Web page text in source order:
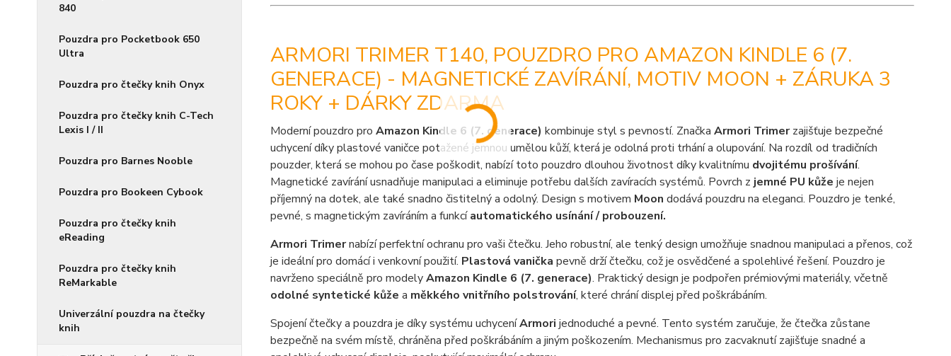
840
Pouzdra pro Pocketbook 650
Ultra
Pouzdra pro čtečky knih Onyx
Pouzdra pro čtečky knih C-Tech
Lexis I / II
Pouzdra pro Barnes Nooble
Pouzdra pro Bookeen Cybook
Pouzdra pro čtečky knih
eReading
Pouzdra pro čtečky knih
ReMarkable
Univerzální pouzdra na čtečky
knih
ARMORI TRIMER T140, POUZDRO PRO AMAZON KINDLE 6 (7.
GENERACE) - MAGNETICKÉ ZAVÍRÁNÍ, MOTIV MOON + ZÁRUKA 3
ROKY + DÁRKY ZDARMA
Moderní pouzdro pro Amazon Kindle 6 (7. generace) kombinuje styl s pevností. Značka Armori Trimerzajišťuje bezpečné
uchycení díky plastové vaničce potažené jemnou umělou kůží, která je odolná proti trhání a olupování. Na rozdíl od tradičních
pouzder, která se mohou po čase poškodit, nabízí toto pouzdro dlouhou životnost díky kvalitnímu dvojitému prošívání.
Magnetické zavírání usnadňuje manipulaci a eliminuje potřebu dalších zavíracích systémů. Povrch z jemné PU kůže je nejen
příjemný na dotek, ale také snadno čistitelný a odolný. Design s motivem Moon dodává pouzdru na eleganci. Pouzdro je tenké,
pevné, s magnetickým zavíráním a funkcíautomatického usínání / probouzení.
Armori Trimernabízí perfektní ochranu pro vaši čtečku. Jeho robustní, ale tenký design umožňuje snadnou manipulaci a přenos, což
je ideální pro domácí i venkovní použití. Plastová vanička pevně drží čtečku, což je osvědčené a spolehlivé řešení. Pouzdro je
navrženo speciálně pro modelyAmazon Kindle 6 (7. generace). Praktický design je podpořen prémiovými materiály, včetně
odolné syntetické kůže a měkkého vnitřního polstrování, které chrání displej před poškrábáním.
Spojení čtečky a pouzdra je díky systému uchyceníArmori jednoduché a pevné. Tento systém zaručuje, že čtečka zůstane
bezpečně na svém místě, chráněna před poškrábáním a jiným poškozením. Mechanismus pro zacvaknutí zajišťuje snadné a